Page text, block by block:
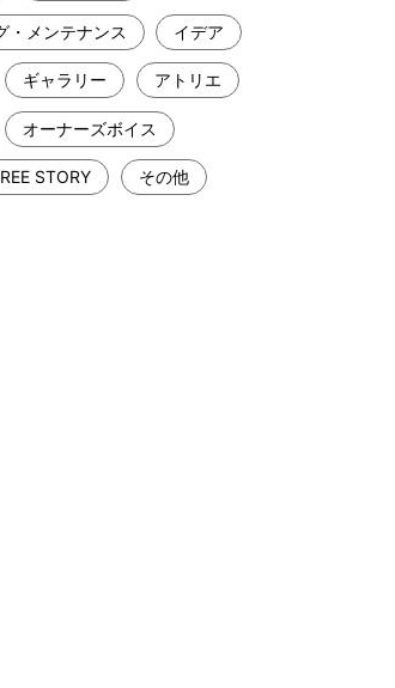
・メンテナンス イデア
ギャラリー アトリエ
オーナーズボイス
STORY その他